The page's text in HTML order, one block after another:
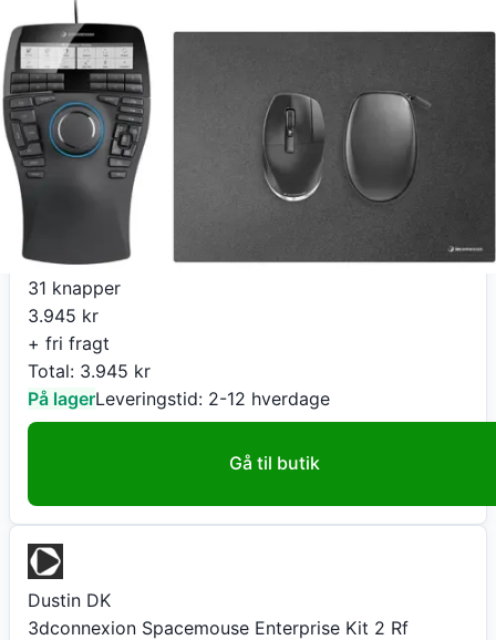
Total:
På lager
Leveringstid: 2-12 hverdage
Køb nu
3Dconnexion SpaceMouse Enterprise Kit 2 3D mus
31 knapper
3.945 kr
+ fri fragt
Total: 3.945 kr
På lagerLeveringstid: 2-12 hverdage
Gå til butik
Dustin DK
3dconnexion Spacemouse Enterprise Kit 2 Rf